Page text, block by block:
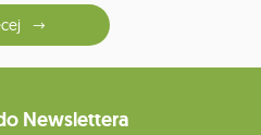
Newslettera